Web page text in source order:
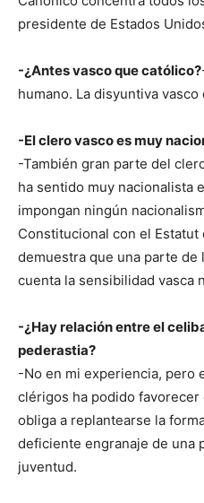
presidente de Estados
-¿Antes vasco que católico?
humano. La disyuntiva
-El clero vasco es muy
-También gran parte del
ha sentido muy nacionalista
impongan ningún
Constitucional con el Estatut
demuestra que una parte
cuenta la sensibilidad vasca
-¿Hay relación entre el
pederastia?
-No en mi experiencia, pero
clérigos ha podido favorecer
obliga a replantearse la
deficiente engranaje de una
juventud.